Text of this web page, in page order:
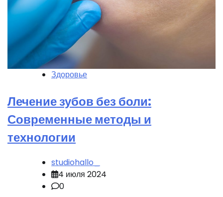
Здоровье
Лечение зубов без боли:
Современные методы и
технологии
studiohallo_
4 июля 2024
0